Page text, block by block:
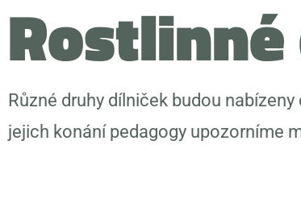
Různé druhy dílniček budou
jejich konání pedagogy upozorníme